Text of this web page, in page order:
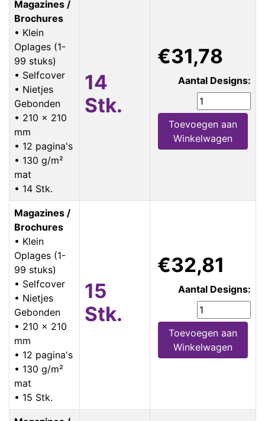
Magazines /
Brochures
• Klein
Oplages (1-
99 stuks)
• Selfcover
• Nietjes
Gebonden
• 210 x 210
mm
• 12 pagina's
• 130 g/m²
mat
• 14 Stk.
14
Stk.
€31,78
Aantal Designs:
Toevoegen aan
Winkelwagen
Magazines /
Brochures
• Klein
Oplages (1-
99 stuks)
• Selfcover
• Nietjes
Gebonden
• 210 x 210
mm
• 12 pagina's
• 130 g/m²
mat
• 15 Stk.
15
Stk.
€32,81
Aantal Designs:
Toevoegen aan
Winkelwagen